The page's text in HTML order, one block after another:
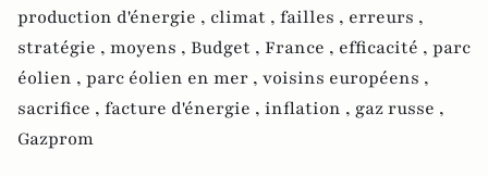
production d'énergie , climat , failles , erreurs ,
stratégie , moyens , Budget , France , efficacité , parc
éolien , parc éolien en mer , voisins européens ,
sacrifice , facture d'énergie , inflation , gaz russe ,
Gazprom